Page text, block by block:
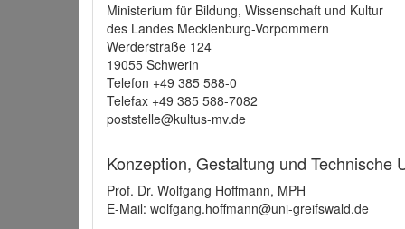
Ministerium für Bildung, Wissenschaft und Kultur
des Landes Mecklenburg-Vorpommern
Werderstraße 124
19055 Schwerin
Telefon +49 385 588-0
Telefax +49 385 588-7082
poststelle@kultus-mv.de
Konzeption, Gestaltung und Technische
Prof. Dr. Wolfgang Hoffmann, MPH
E-Mail: wolfgang.hoffmann@uni-greifswald.de